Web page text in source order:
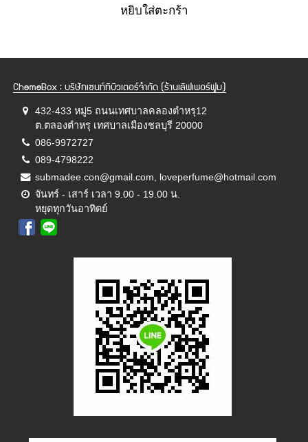
หยิบใส่ตะกร้า
ChemeBox : บริษัทเซนท์ทิบิวเตอร์จำกัด (ร้านเลิฟเพอร์ฟูม)
432-433 หมู่5 ถนนเทศบาลคลองตำหรุ12
ต.ตลองตำหรุ เทศบาลเมืองชลบุรี 20000
086-9972727
089-4798222
submadee.con@gmail.com, loveperfume@hotmail.com
จันทร์ - เสาร์ เวลา 9.00 - 19.00 น.
หยุดทุกวันอาทิตย์